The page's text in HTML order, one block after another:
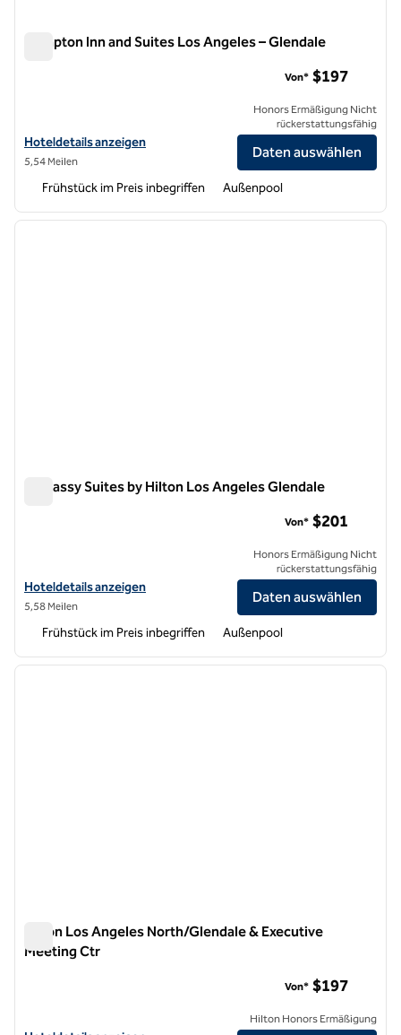
Hampton Inn and Suites Los Angeles – Glendale
Hoteldetails für Hampton Inn and Suites Los Angeles – Glendale
Hoteldetails anzeigen
5,54 Meilen
Von* $197
Honors Ermäßigung Nicht
rückerstattungsfähig
Daten auswählen
Frühstück im Preis inbegriffen Außenpool
1 von 12
Embassy Suites by Hilton Los Angeles Glendale
Hoteldetails für Embassy Suites by Hilton Los Angeles Glendale
Hoteldetails anzeigen
5,58 Meilen
Von* $201
Honors Ermäßigung Nicht
rückerstattungsfähig
Daten auswählen
Frühstück im Preis inbegriffen Außenpool
1 von 12
Hilton Los Angeles North/Glendale & Executive
Meeting Ctr
Von* $197
Hilton Honors Ermäßigung